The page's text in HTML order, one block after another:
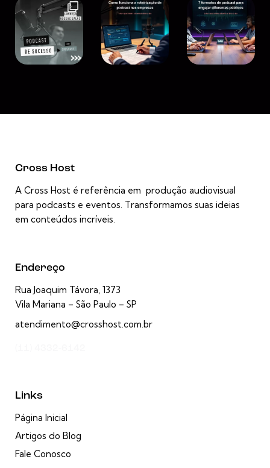
Cross Host
A Cross Host é referência em produção audiovisual
para podcasts e eventos. Transformamos suas ideias
em conteúdos incríveis.
Endereço
Rua Joaquim Távora, 1373
Vila Mariana – São Paulo – SP
atendimento@crosshost.com.br
Links
Página Inicial
Artigos do Blog
Fale Conosco